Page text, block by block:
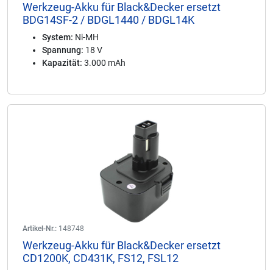
Werkzeug-Akku für Black&Decker ersetzt
BDG14SF-2 / BDGL1440 / BDGL14K
System: Ni-MH
Spannung: 18 V
Kapazität: 3.000 mAh
Artikel-Nr.: 148748
Werkzeug-Akku für Black&Decker ersetzt
CD1200K, CD431K, FS12, FSL12